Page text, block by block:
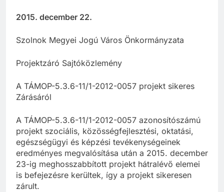
2015. december 22.
Szolnok Megyei Jogú Város Önkormányzata
Projektzáró Sajtóközlemény
A TÁMOP-5.3.6-11/1-2012-0057 projekt sikeres
Zárásáról
A TÁMOP-5.3.6-11/1-2012-0057 azonosítószámú
projekt szociális, közösségfejlesztési, oktatási,
egészségügyi és képzési tevékenységeinek
eredményes megvalósítása után a 2015. december
23-ig meghosszabbított projekt hátralévő elemei
is befejezésre kerültek, így a projekt sikeresen
zárult.